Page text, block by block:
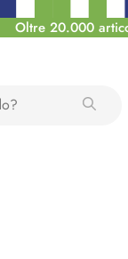
Oltre 20.000